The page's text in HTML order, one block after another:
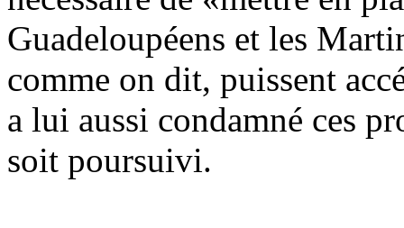
Guadeloupéens et les
comme on dit, puissent
a lui aussi condamné ces
soit poursuivi.